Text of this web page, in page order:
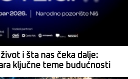
i šta nas čeka dalje:
ključne teme budućnosti